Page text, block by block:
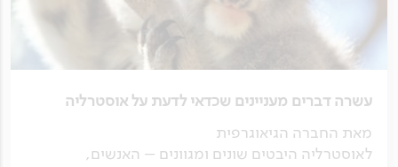
עשרה דברים מעניינים שכדאי לדעת על אוסטרליה
מאת החברה הגיאוגרפית
לאוסטרליה היבטים שונים ומגוונים – האנשים,